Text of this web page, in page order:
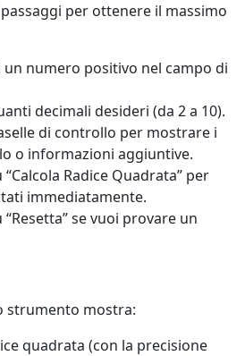
per ottenere il massimo
un numero positivo nel campo di
decimali desideri (da 2 a 10).
di controllo per mostrare i
o informazioni aggiuntive.
“Calcola Radice Quadrata” per
immediatamente.
“Resetta” se vuoi provare un
strumento mostra:
quadrata (con la precisione